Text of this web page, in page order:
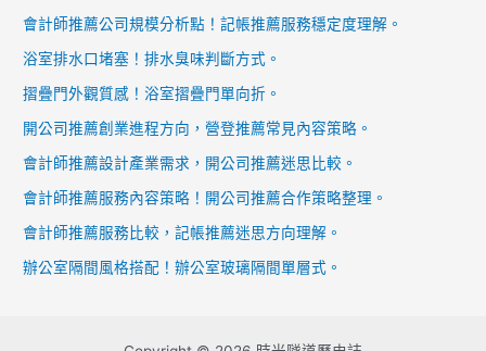
會計師推薦公司規模分析點！記帳推薦服務穩定度理解。
浴室排水口堵塞！排水臭味判斷方式。
摺疊門外觀質感！浴室摺疊門單向折。
開公司推薦創業進程方向，營登推薦常見內容策略。
會計師推薦設計產業需求，開公司推薦迷思比較。
會計師推薦服務內容策略！開公司推薦合作策略整理。
會計師推薦服務比較，記帳推薦迷思方向理解。
辦公室隔間風格搭配！辦公室玻璃隔間單層式。